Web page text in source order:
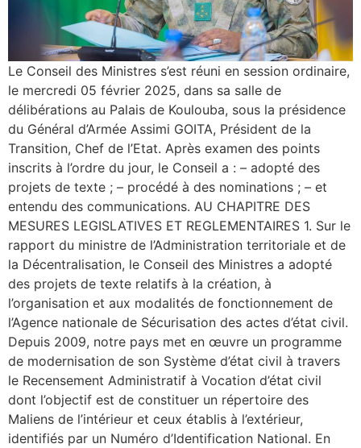
Le Conseil des Ministres s’est réuni en session ordinaire,
le mercredi 05 février 2025, dans sa salle de
délibérations au Palais de Koulouba, sous la présidence
du Général d’Armée Assimi GOITA, Président de la
Transition, Chef de l’Etat. Après examen des points
inscrits à l’ordre du jour, le Conseil a : – adopté des
projets de texte ; – procédé à des nominations ; – et
entendu des communications. AU CHAPITRE DES
MESURES LEGISLATIVES ET REGLEMENTAIRES 1. Sur le
rapport du ministre de l’Administration territoriale et de
la Décentralisation, le Conseil des Ministres a adopté
des projets de texte relatifs à la création, à
l’organisation et aux modalités de fonctionnement de
l’Agence nationale de Sécurisation des actes d’état civil.
Depuis 2009, notre pays met en œuvre un programme
de modernisation de son Système d’état civil à travers
le Recensement Administratif à Vocation d’état civil
dont l’objectif est de constituer un répertoire des
Maliens de l’intérieur et ceux établis à l’extérieur,
identifiés par un Numéro d’Identification National. En